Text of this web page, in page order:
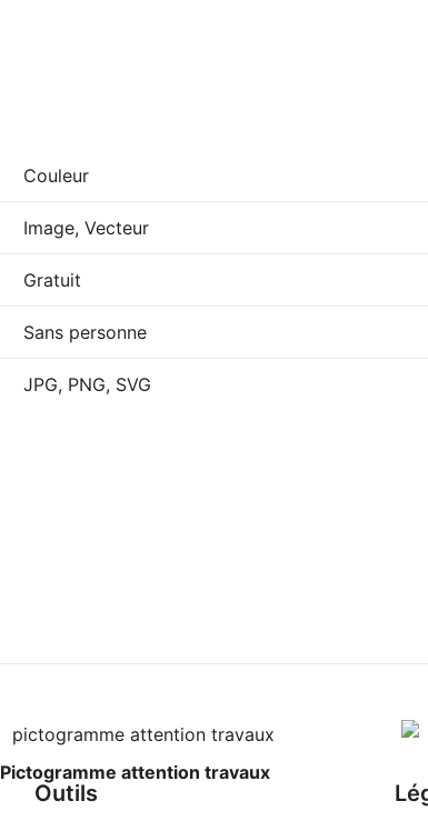
Couleur
Image, Vecteur
Gratuit
Sans personne
JPG, PNG, SVG
Pictogramme attention travaux
Outils